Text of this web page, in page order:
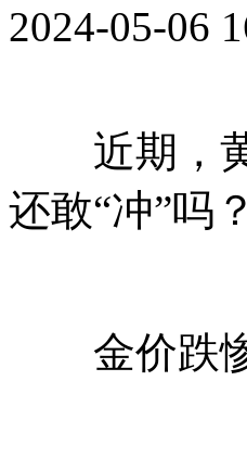
2024-05-06
近期，黄
还敢“冲”吗？
金价跌惨